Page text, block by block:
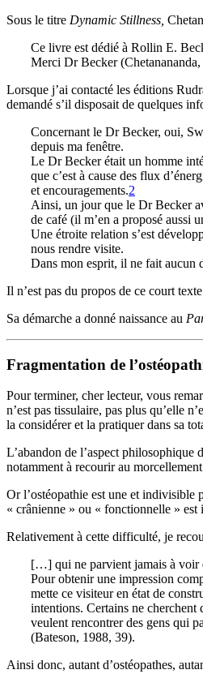
Sous le titre Dynamic Stillness,
Ce livre est dédié à Rollin E.
Merci Dr Becker
Lorsque j’ai contacté les éditions
demandé s’il disposait de quelques
Concernant le Dr Becker, oui,
depuis ma fenêtre.
Le Dr Becker était un homme
que c’est à cause des flux
et encouragements.2
Ainsi, un jour que le Dr Becker
de café (il m’en a proposé aussi
Une étroite relation s’est
nous rendre visite.
Dans mon esprit, il ne fait aucun
Il n’est pas du propos de ce court
Sa démarche a donné naissance au
Fragmentation de
Pour terminer, cher lecteur, vous
n’est pas tissulaire, pas plus qu’elle
la considérer et la pratiquer dans sa
L’abandon de l’aspect philosophique
notamment à recourir au
Or l’ostéopathie est une et indivisible
« crânienne » ou « fonctionnelle » est
Relativement à cette difficulté, je
[…] qui ne parvient jamais à voir
Pour obtenir une impression
mette ce visiteur en état de
intentions. Certains ne cherchent
veulent rencontrer des gens qui
(Bateson, 1988, 39).
Ainsi donc, autant d’ostéopathes,